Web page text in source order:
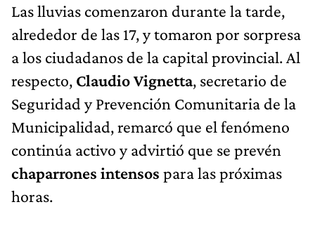
Las lluvias comenzaron durante la tarde,
alrededor de las 17, y tomaron por sorpresa
a los ciudadanos de la capital provincial. Al
respecto, Claudio Vignetta, secretario de
Seguridad y Prevención Comunitaria de la
Municipalidad, remarcó que el fenómeno
continúa activo y advirtió que se prevén
chaparrones intensos para las próximas
horas.